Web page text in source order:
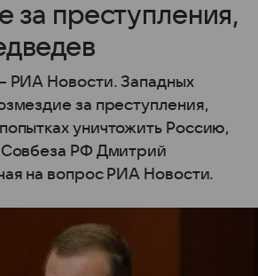
за преступления,
РИА Новости. Западных
за преступления,
уничтожить Россию,
Совбеза РФ Дмитрий
на вопрос РИА Новости.